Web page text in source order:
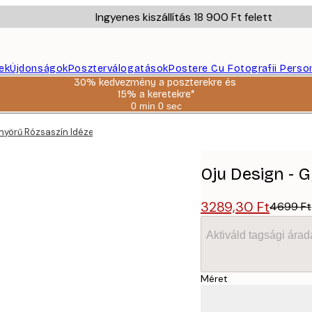
Ingyenes kiszállítás 18 900 Ft felett
ÚjdonságokPoszterválogatásokPostere Cu Fotografii
30% kedvezmény a poszterekre és
15% a keretekre*
0 min 0 sec
Érvényes:
Rózsaszín Idézetes Poszter
Oju Design -
3289,30 Ft4699 Ft
Aktiváld tagsági
Méret